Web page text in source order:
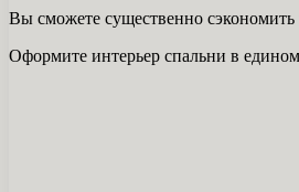
Вы сможете существенно сэкономить
Оформите интерьер спальни в